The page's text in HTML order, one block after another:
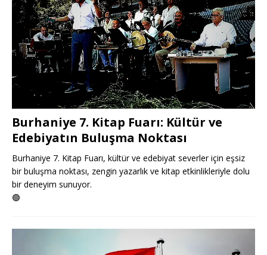
Burhaniye 7. Kitap Fuarı: Kültür ve
Edebiyatın Buluşma Noktası
Burhaniye 7. Kitap Fuarı, kültür ve edebiyat severler için eşsiz
bir buluşma noktası, zengin yazarlık ve kitap etkinlikleriyle dolu
bir deneyim sunuyor.
🟢